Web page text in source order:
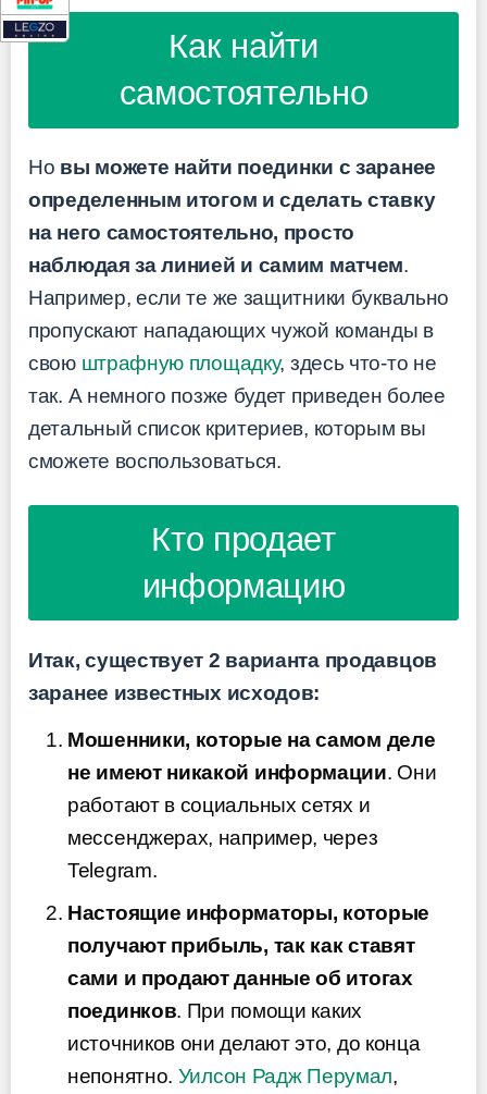
Как найти
самостоятельно
Но вы можете найти поединки с заранее
определенным итогом и сделать ставку
на него самостоятельно, просто
наблюдая за линией и самим матчем.
Например, если те же защитники буквально
пропускают нападающих чужой команды в
свою штрафную площадку, здесь что-то не
так. А немного позже будет приведен более
детальный список критериев, которым вы
сможете воспользоваться.
Кто продает
информацию
Итак, существует 2 варианта продавцов
заранее известных исходов:
Мошенники, которые на самом деле
не имеют никакой информации. Они
работают в социальных сетях и
мессенджерах, например, через
Telegram.
Настоящие информаторы, которые
получают прибыль, так как ставят
сами и продают данные об итогах
поединков. При помощи каких
источников они делают это, до конца
непонятно. Уилсон Радж Перумал,